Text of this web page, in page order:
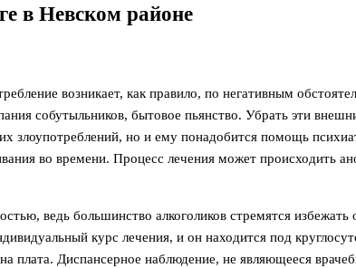
в Невском районе
возникает, как правило, по негативным
собутыльников, бытовое пьянство. Убрать эти
злоупотреблений, но и ему понадобится помощь
во времени. Процесс лечения может происходить
ведь большинство алкоголиков стремятся
курс лечения, и он находится под
плата. Диспансерное наблюдение, не являющееся